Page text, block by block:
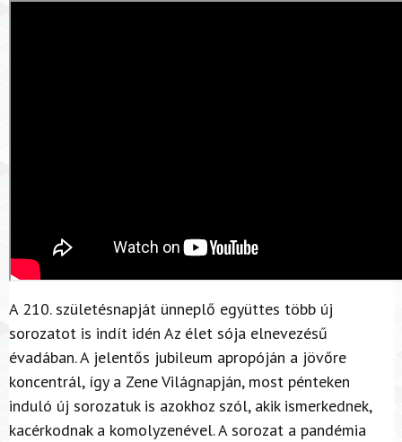
A 210. születésnapját ünneplő együttes több új
sorozatot is indít idén Az élet sója elnevezésű
évadában. A jelentős jubileum apropóján a jövőre
koncentrál, így a Zene Világnapján, most pénteken
induló új sorozatuk is azokhoz szól, akik ismerkednek,
kacérkodnak a komolyzenével. A sorozat a pandémia